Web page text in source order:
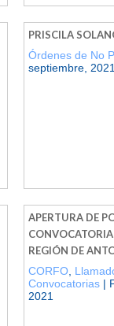
PRISCILA
Órdenes de No
septiembre,
APERTURA DE
REGIÓN DE
CORFO
Convocatorias |
2021